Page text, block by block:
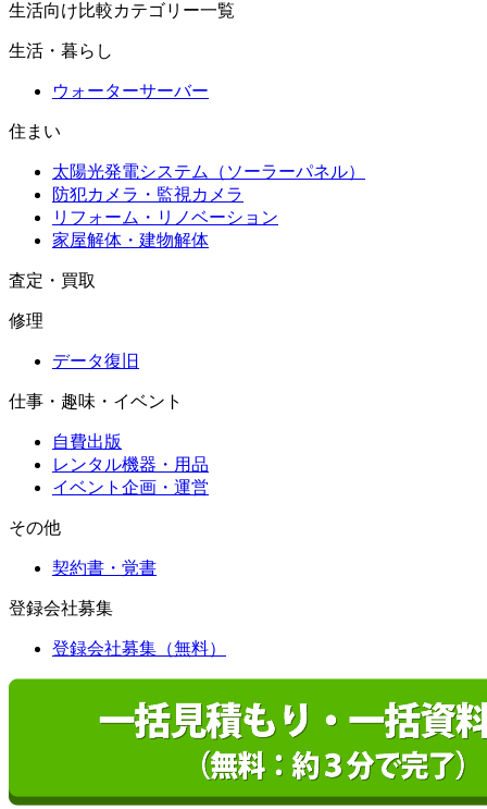
生活向け比較カテゴリー一覧
生活・暮らし
ウォーターサーバー
住まい
太陽光発電システム（ソーラーパネル）
防犯カメラ・監視カメラ
リフォーム・リノベーション
家屋解体・建物解体
査定・買取
修理
データ復旧
仕事・趣味・イベント
自費出版
レンタル機器・用品
イベント企画・運営
その他
契約書・覚書
登録会社募集
登録会社募集（無料）